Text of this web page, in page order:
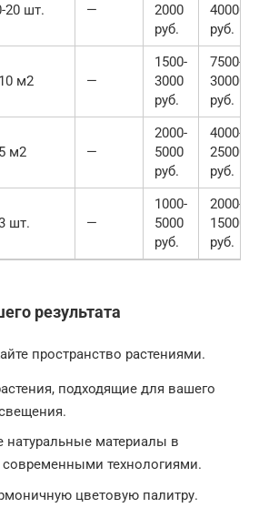
20 шт. —
2000
руб.
40000
руб.
м2 —
1500-
3000
руб.
7500-
30000
руб.
м2 —
2000-
5000
руб.
4000-
25000
руб.
шт. —
1000-
5000
руб.
2000-
15000
руб.
результата
пространство растениями.
подходящие для вашего
натуральные материалы в
современными технологиями.
цветовую палитру.